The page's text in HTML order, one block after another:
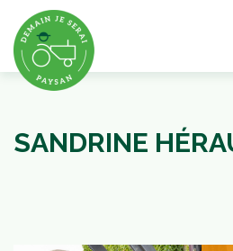
SANDRINE